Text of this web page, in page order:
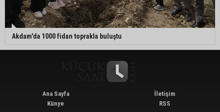
Akdam'da 1000 fidan toprakla buluştu
Ana Sayfa
Künye
İletişim
RSS